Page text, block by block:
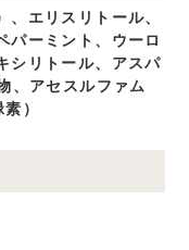
エリスリトール、
パーミント、ウーロ
シリトール、アスパ
、アセスルファム
）